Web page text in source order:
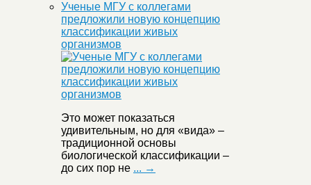
Ученые МГУ с коллегами
предложили новую концепцию
классификации живых
организмов
Это может показаться
удивительным, но для «вида» –
традиционной основы
биологической классификации –
до сих пор не ... →